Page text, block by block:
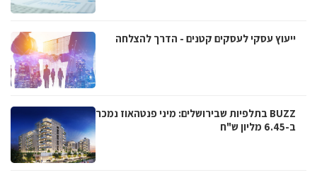
ייעוץ עסקי לעסקים קטנים - הדרך להצלחה
BUZZ בתלפיות שבירושלים: מיני פנטהאוז נמכר
ב-6.45 מליון ש"ח